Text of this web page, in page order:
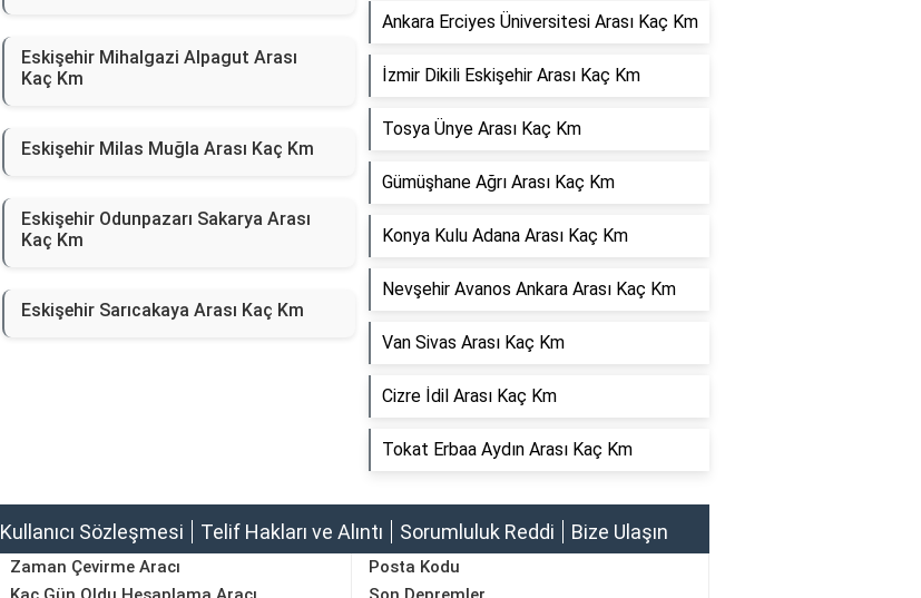
Eskişehir Mihalgazi Alpagut Arası
Kaç Km
Eskişehir Milas Muğla Arası Kaç Km
Eskişehir Odunpazarı Sakarya Arası
Kaç Km
Eskişehir Sarıcakaya Arası Kaç Km
Ankara Erciyes Üniversitesi Arası Kaç Km
İzmir Dikili Eskişehir Arası Kaç Km
Tosya Ünye Arası Kaç Km
Gümüşhane Ağrı Arası Kaç Km
Konya Kulu Adana Arası Kaç Km
Nevşehir Avanos Ankara Arası Kaç Km
Van Sivas Arası Kaç Km
Cizre İdil Arası Kaç Km
Tokat Erbaa Aydın Arası Kaç Km
Kullanıcı Sözleşmesi Telif Hakları ve Alıntı Sorumluluk Reddi Bize Ulaşın
Zaman Çevirme Aracı
Posta Kodu